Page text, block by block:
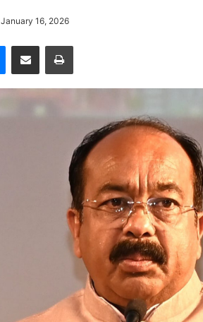
January 16, 2026
Messenger
Share via Email Print